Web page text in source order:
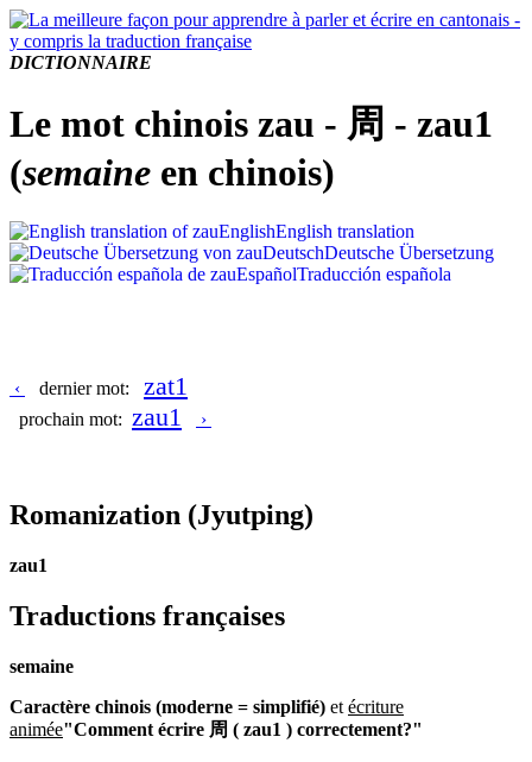
DICTIONNAIRE
Le mot chinois zau - 周 - zau1
(semaine en chinois)
EnglishEnglish translation
DeutschDeutsche Übersetzung
EspañolTraducción española
‹ dernier mot: zat1
prochain mot: zau1 ›
Romanization (Jyutping)
zau1
Traductions françaises
semaine
Caractère chinois (moderne = simplifié) et écriture
animée"Comment écrire 周 ( zau1 ) correctement?"